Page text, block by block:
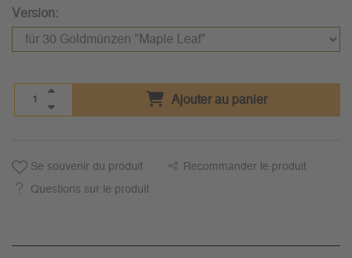
Version:
Ajouter au panier
Se souvenir du produit Recommander le produit
Questions sur le produit